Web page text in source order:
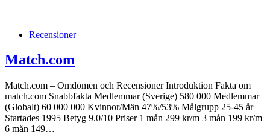
Recensioner
Match.com
Match.com – Omdömen och Recensioner Introduktion Fakta om
match.com Snabbfakta Medlemmar (Sverige) 580 000 Medlemmar
(Globalt) 60 000 000 Kvinnor/Män 47%/53% Målgrupp 25-45 år
Startades 1995 Betyg 9.0/10 Priser 1 mån 299 kr/m 3 mån 199 kr/m
6 mån 149…